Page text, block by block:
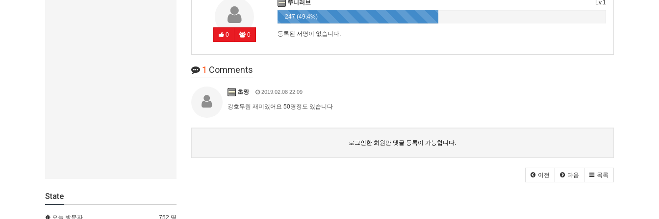
0 0
Lv.1
쭈니러브
247 (49.4%)
등록된 서명이 없습니다.
1 Comments
초짱 2019.02.08 22:09
강호무림 재미있어요 50명정도 있습니다
로그인한 회원만 댓글 등록이 가능합니다.
이전 다음 목록
State
오늘 방문자 752 명